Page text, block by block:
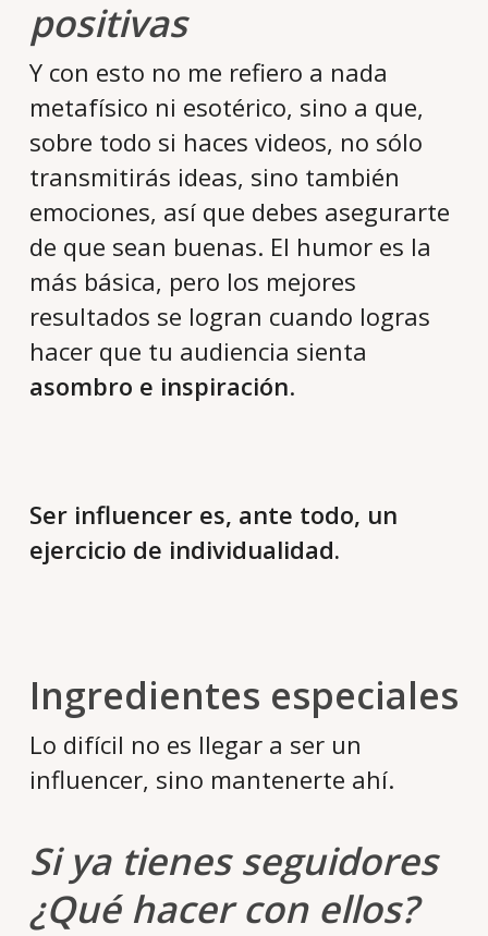
positivas
Y con esto no me refiero a nada
metafísico ni esotérico, sino a que,
sobre todo si haces videos, no sólo
transmitirás ideas, sino también
emociones, así que debes asegurarte
de que sean buenas. El humor es la
más básica, pero los mejores
resultados se logran cuando logras
hacer que tu audiencia sienta
asombro e inspiración.
Ser influencer es, ante todo, un
ejercicio de individualidad.
Ingredientes especiales
Lo difícil no es llegar a ser un
influencer, sino mantenerte ahí.
Si ya tienes seguidores
¿Qué hacer con ellos?